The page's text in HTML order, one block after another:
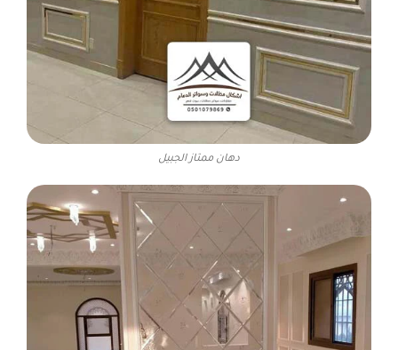
دهان ممتاز الجبيل